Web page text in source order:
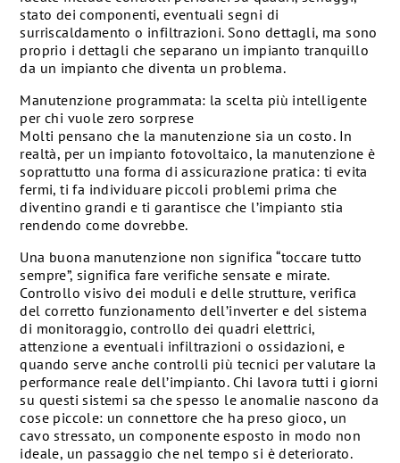
stato dei componenti, eventuali segni di
surriscaldamento o infiltrazioni. Sono dettagli, ma sono
proprio i dettagli che separano un impianto tranquillo
da un impianto che diventa un problema.
Manutenzione programmata: la scelta più intelligente
per chi vuole zero sorprese
Molti pensano che la manutenzione sia un costo. In
realtà, per un impianto fotovoltaico, la manutenzione è
soprattutto una forma di assicurazione pratica: ti evita
fermi, ti fa individuare piccoli problemi prima che
diventino grandi e ti garantisce che l’impianto stia
rendendo come dovrebbe.
Una buona manutenzione non significa “toccare tutto
sempre”, significa fare verifiche sensate e mirate.
Controllo visivo dei moduli e delle strutture, verifica
del corretto funzionamento dell’inverter e del sistema
di monitoraggio, controllo dei quadri elettrici,
attenzione a eventuali infiltrazioni o ossidazioni, e
quando serve anche controlli più tecnici per valutare la
performance reale dell’impianto. Chi lavora tutti i giorni
su questi sistemi sa che spesso le anomalie nascono da
cose piccole: un connettore che ha preso gioco, un
cavo stressato, un componente esposto in modo non
ideale, un passaggio che nel tempo si è deteriorato.